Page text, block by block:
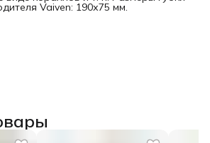
Vaiven: 190х75 мм.